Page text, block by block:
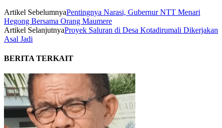
Artikel SebelumnyaPentingnya Narasi, Gubernur NTT Menari
Hegong Bersama Orang Maumere
Artikel SelanjutnyaProyek Saluran di Desa Kotadirumali Dikerjakan
Asal Jadi
BERITA TERKAIT